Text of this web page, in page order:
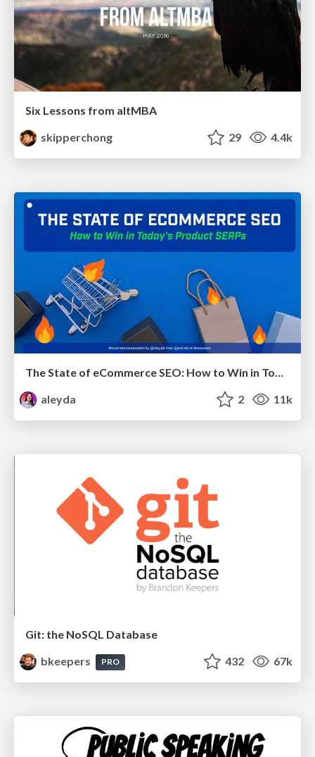
Six Lessons from altMBA
skipperchong
29 4.4k
The State of eCommerce SEO: How to Win in Today's Products SERPs - #SEOweek
aleyda
2 11k
Git: the NoSQL Database
bkeepers
PRO 432 67k